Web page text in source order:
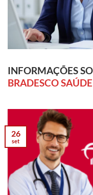
INFORMAÇÕES
BRADESCO SAÚDE
26
set